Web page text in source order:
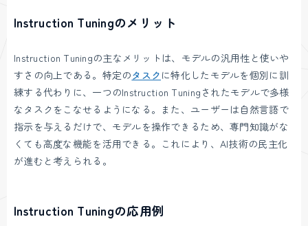
Instruction Tuningのメリット
Instruction Tuningの主なメリットは、モデルの汎用性と使いや
すさの向上である。特定のタスク に特化したモデルを個別に訓
練する代わりに、一つのInstruction Tuningされたモデルで多様
なタスクをこなせるようになる。また、ユーザーは自然言語で
指示を与えるだけで、モデルを操作できるため、専門知識がな
くても高度な機能を活用できる。これにより、AI技術の民主化
が進むと考えられる。
Instruction Tuningの応用例